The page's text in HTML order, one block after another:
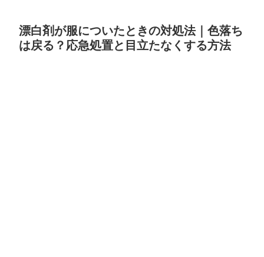
漂白剤が服についたときの対処法｜色落ち
は戻る？応急処置と目立たなくする方法